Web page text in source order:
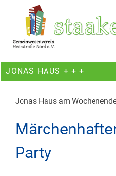
Ein Projekt des
JONAS HAUS + + +
Jonas Haus am Wochenende
Party